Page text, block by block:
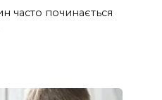
часто починається